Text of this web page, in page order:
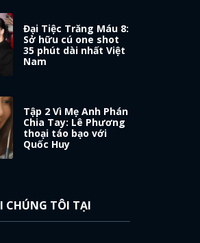
Đại Tiệc Trăng Máu 8:
Sở hữu cú one shot
35 phút dài nhất Việt
Nam
Tập 2 Vì Mẹ Anh Phán
Chia Tay: Lê Phương
thoại táo bạo với
Quốc Huy
CHÚNG TÔI TẠI